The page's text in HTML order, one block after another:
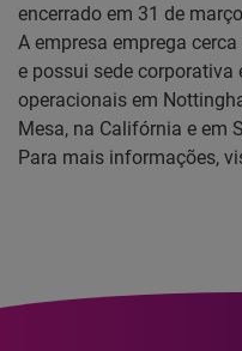
encerrado em 31 de
A empresa emprega
e possui sede corporativa
operacionais em
Mesa, na Califórnia e em
Para mais informações,